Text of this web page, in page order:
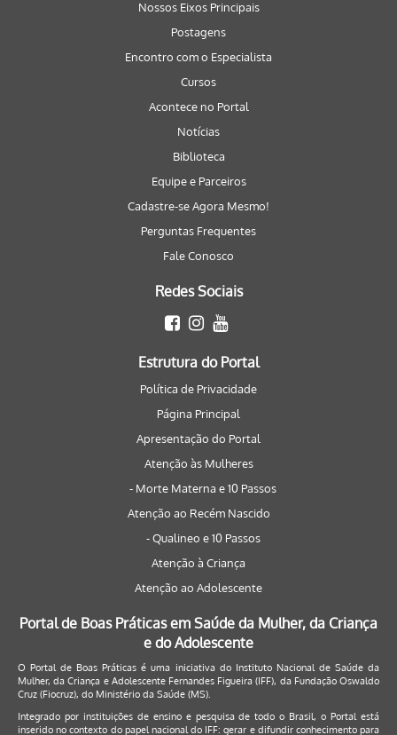
Nossos Eixos Principais
Postagens
Encontro com o Especialista
Cursos
Acontece no Portal
Notícias
Biblioteca
Equipe e Parceiros
Cadastre-se Agora Mesmo!
Perguntas Frequentes
Fale Conosco
Redes Sociais
Estrutura do Portal
Política de Privacidade
Página Principal
Apresentação do Portal
Atenção às Mulheres
- Morte Materna e 10 Passos
Atenção ao Recém Nascido
- Qualineo e 10 Passos
Atenção à Criança
Atenção ao Adolescente
Portal de Boas Práticas em Saúde da Mulher, da Criança
e do Adolescente
O Portal de Boas Práticas é uma iniciativa do Instituto Nacional de Saúde da
Mulher, da Criança e Adolescente Fernandes Figueira (IFF), da Fundação Oswaldo
Cruz (Fiocruz), do Ministério da Saúde (MS).
Integrado por instituições de ensino e pesquisa de todo o Brasil, o Portal está
inserido no contexto do papel nacional do IFF: gerar e difundir conhecimento para